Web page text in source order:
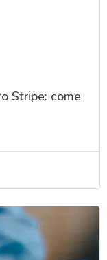
Stripe: come